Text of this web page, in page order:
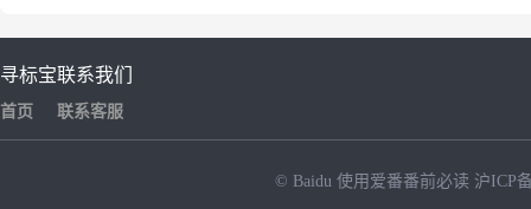
寻标宝
首页
联系我们
联系客服
© Baidu 使用爱番番前必读 沪ICP